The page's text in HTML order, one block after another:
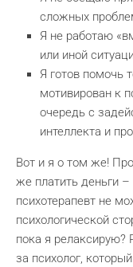
сложных
Я не работаю
или иной
Я готов помочь
мотивирован к
очередь с
интеллекта и
Вот и я о том же!
же платить деньги
психотерапевт не
психологической
пока я релаксирую?
за психолог,